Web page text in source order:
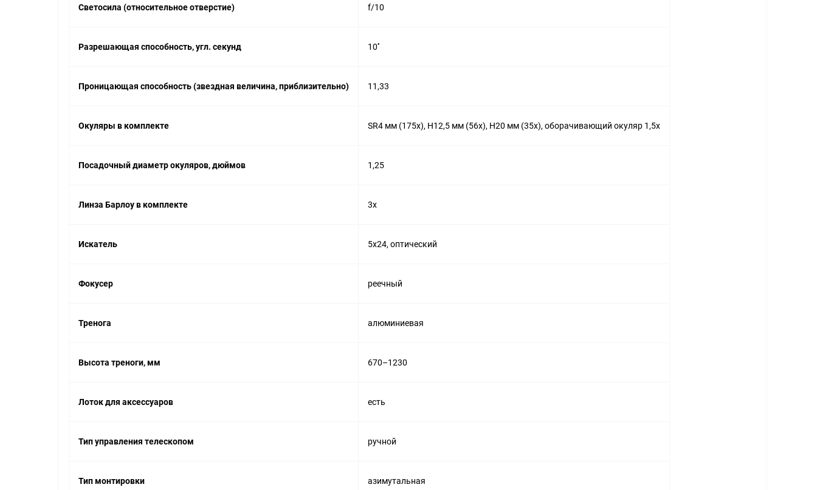
Светосила (относительное отверстие) f/10
Разрешающая способность, угл. секунд 10''
Проницающая способность (звездная величина, приблизительно) 11,33
Окуляры в комплекте SR4 мм (175х), H12,5 мм (56х), H20 мм (35х), оборачивающий окуляр 1,5х
Посадочный диаметр окуляров, дюймов 1,25
Линза Барлоу в комплекте 3x
Искатель 5x24, оптический
Фокусер реечный
Тренога алюминиевая
Высота треноги, мм 670–1230
Лоток для аксессуаров есть
Тип управления телескопом ручной
Тип монтировки азимутальная